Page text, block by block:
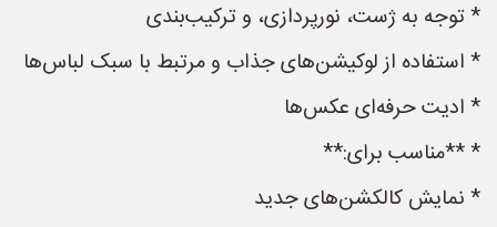
* توجه به ژست، نورپردازی، و ترکیب‌بندی
* استفاده از لوکیشن‌های جذاب و مرتبط با سبک لباس‌ها
* ادیت حرفه‌ای عکس‌ها
* **مناسب برای:**
* نمایش کالکشن‌های جدید